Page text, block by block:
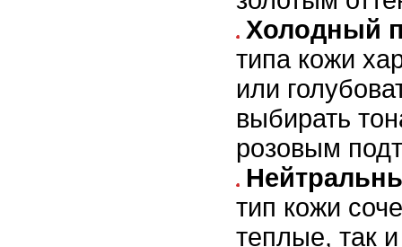
Холодный
типа кожи
или
выбирать
розовым
тип кожи
теплые, так